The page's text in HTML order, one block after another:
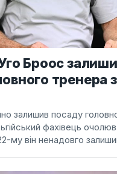
Броос
тренера
залишив посаду
фахівець
му він ненадовго